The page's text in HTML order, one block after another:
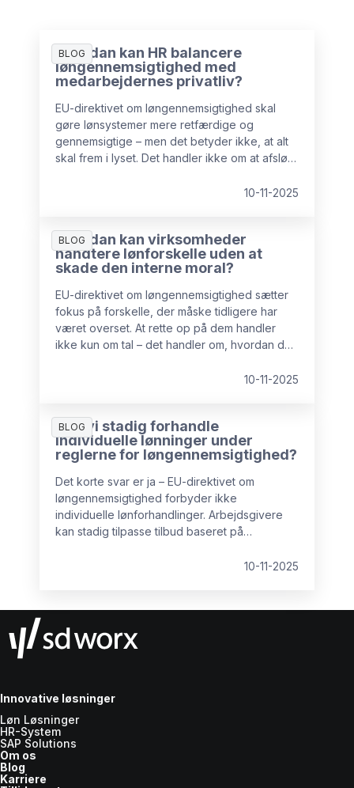
BLOG
Hvordan kan HR balancere
løngennemsigtighed med
medarbejdernes privatliv?
EU-direktivet om løngennemsigtighed skal
gøre lønsystemer mere retfærdige og
gennemsigtige – men det betyder ikke, at alt
skal frem i lyset. Det handler ikke om at afsløre
10-11-2025
BLOG
Hvordan kan virksomheder
håndtere lønforskelle uden at
skade den interne moral?
EU-direktivet om løngennemsigtighed sætter
fokus på forskelle, der måske tidligere har
været overset. At rette op på dem handler
ikke kun om tal – det handler om, hvordan du
10-11-2025
BLOG
Kan vi stadig forhandle
individuelle lønninger under
reglerne for løngennemsigtighed?
Det korte svar er ja – EU-direktivet om
løngennemsigtighed forbyder ikke
individuelle lønforhandlinger. Arbejdsgivere
kan stadig tilpasse tilbud baseret på
10-11-2025
Innovative løsninger
Løn Løsninger
HR-System
SAP Solutions
Om os
Blog
Karriere